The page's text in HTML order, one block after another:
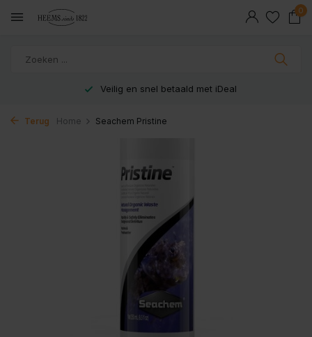
0
Veilig en snel betaald met iDeal
Terug Home Seachem Pristine